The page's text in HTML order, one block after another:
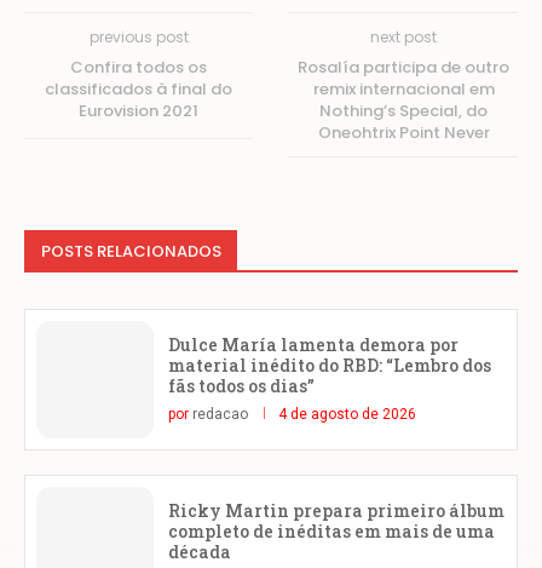
previous post
Confira todos os
classificados à final do
Eurovision 2021
next post
Rosalía participa de outro
remix internacional em
Nothing’s Special, do
Oneohtrix Point Never
POSTS RELACIONADOS
Dulce María lamenta demora por
material inédito do RBD: “Lembro dos
fãs todos os dias”
por redacao 4 de agosto de 2026
Ricky Martin prepara primeiro álbum
completo de inéditas em mais de uma
década